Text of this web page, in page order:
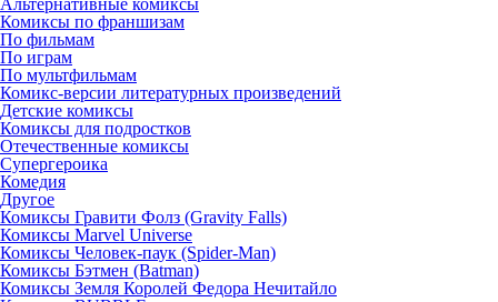
Комиксы по франшизам
По фильмам
По играм
По мультфильмам
Комикс-версии литературных произведений
Детские комиксы
Комиксы для подростков
Отечественные комиксы
Супергероика
Комедия
Другое
Комиксы Гравити Фолз (Gravity Falls)
Комиксы Marvel Universe
Комиксы Человек-паук (Spider-Man)
Комиксы Бэтмен (Batman)
Комиксы Земля Королей Федора Нечитайло